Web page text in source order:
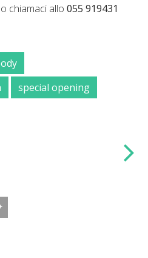
o chiamaci allo055 919431
special opening